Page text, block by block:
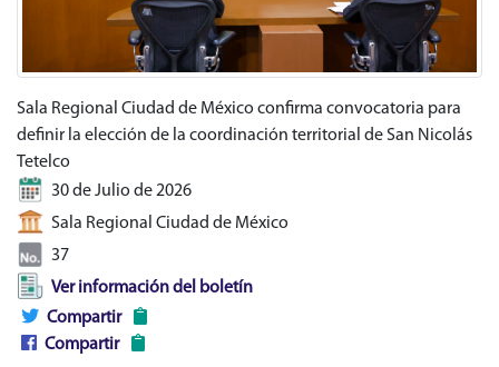
Sala Regional Ciudad de México confirma convocatoria para
definir la elección de la coordinación territorial de San Nicolás
Tetelco
30 de Julio de 2026
Sala Regional Ciudad de México
37
Ver información del boletín
Compartir
Compartir